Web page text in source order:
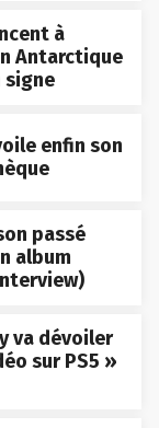
à
Antarctique
signe
enfin son
passé
album
va dévoiler
sur PS5 »